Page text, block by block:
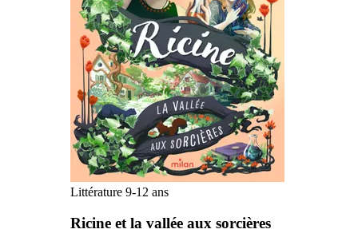
Littérature 9-12 ans
Ricine et la vallée aux sorcières